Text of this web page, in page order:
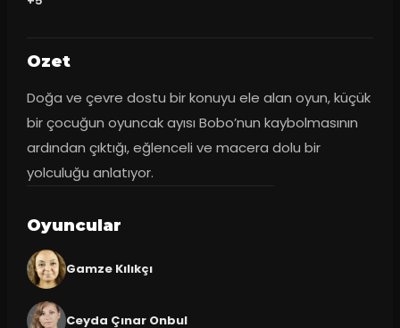
Ozet
Doğa ve çevre dostu bir konuyu ele alan oyun, küçük
bir çocuğun oyuncak ayısı Bobo’nun kaybolmasının
ardından çıktığı, eğlenceli ve macera dolu bir
yolculuğu anlatıyor.
Oyuncular
Gamze Kılıkçı
Ceyda Çınar Onbul